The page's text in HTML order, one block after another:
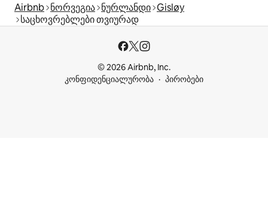
Airbnb ნორვეგია ნურლანდი Gisløy
საცხოვრებლები თვიურად
© 2026 Airbnb, Inc.
კონფიდენციალურობა
პირობები